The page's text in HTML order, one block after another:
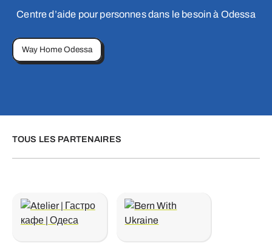
Centre d’aide pour personnes dans le besoin à Odessa
Way Home Odessa
TOUS LES PARTENAIRES